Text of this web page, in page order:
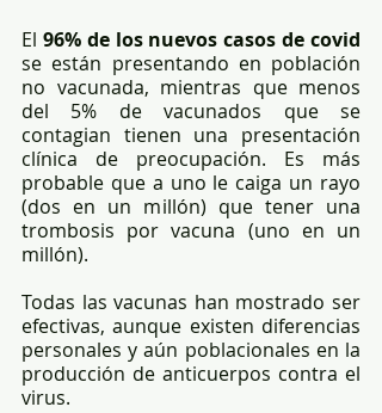
El 96% de los nuevos casos de covid
se están presentando en población
no vacunada, mientras que menos
del 5% de vacunados que se
contagian tienen una presentación
clínica de preocupación. Es más
probable que a uno le caiga un rayo
(dos en un millón) que tener una
trombosis por vacuna (uno en un
millón).
Todas las vacunas han mostrado ser
efectivas, aunque existen diferencias
personales y aún poblacionales en la
producción de anticuerpos contra el
virus.